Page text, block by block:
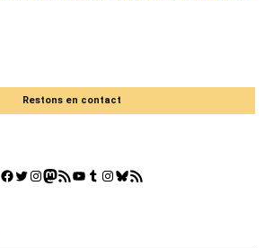
Restons en contact
Facebook
Twitter
Instagram
Mastodon
Flux RSSYouTube
Tumblr
Instagram
Bluesky
GestGame